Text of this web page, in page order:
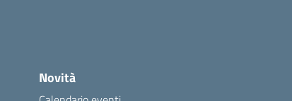
Novità